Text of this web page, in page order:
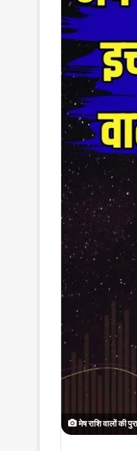
मेष राशि वालों की